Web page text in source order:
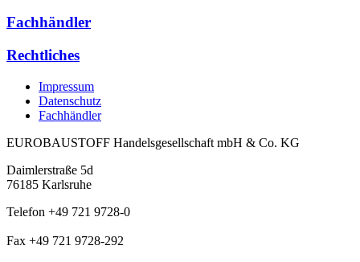
Fachhändler
Rechtliches
Impressum
Datenschutz
Fachhändler
EUROBAUSTOFF Handelsgesellschaft mbH & Co. KG
Daimlerstraße 5d
76185 Karlsruhe
Telefon +49 721 9728-0
Fax +49 721 9728-292